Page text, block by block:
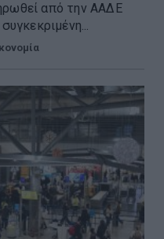
από την ΑΑΔΕ